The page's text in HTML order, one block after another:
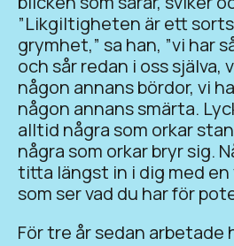
”Likgiltigheten är ett
grymhet,” sa han, ”vi har
och sår redan i oss själva,
någon annans bördor, vi
någon annans smärta.
alltid några som orkar
några som orkar bryr sig.
titta längst in i dig med en
som ser vad du har för
För tre år sedan arbetade